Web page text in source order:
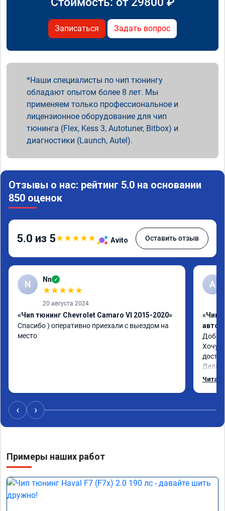
Записаться Задать вопрос
Наши специалисты по чип тюнингу
обладают опытом более 8 лет. Мы
применяем только профессиональное и
лицензионное оборудование для чип
тюнинга (Flex, Kess 3, Autotuner, Bitbox) и
диагностики (Launch, Autel).
Отзывы о нас: рейтинг 5.0 на основании
850 оценок
5.0 из 5★★★★★ Avito Оставить отзыв
N Nn ✓
★★★★★
20 августа 2024
«Чип тюнинг Chevrolet Camaro VI 2015-2020»
Спасибо ) оперативно приехали с выездом на
место
А
«Чип
Хочу
Делал
уже
‹ ›
Примеры наших работ